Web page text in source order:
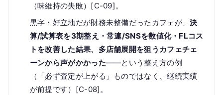
（味維持の失敗）[C-09]。
黒字・好立地だが財務未整備だったカフェが、決
算/試算表を3期整え・常連/SNSを数値化・FLコス
トを改善した結果、多店舗展開を狙うカフェチェ
ーンから声がかかった——という整え方の例
（「必ず査定が上がる」ものではなく、継続実績
が前提です）[C-08]。